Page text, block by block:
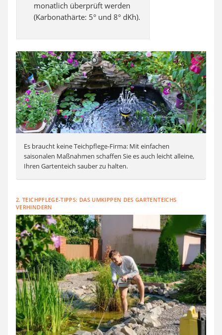
monatlich überprüft werden
(Karbonathärte: 5° und 8° dKh).
Es braucht keine Teichpflege-Firma: Mit einfachen
saisonalen Maßnahmen schaffen Sie es auch leicht alleine,
Ihren Gartenteich sauber zu halten.
2. TEICHPFLEGE-TIPPS: DAS UMKIPPEN DES GARTENTEICHS
VERHINDERN